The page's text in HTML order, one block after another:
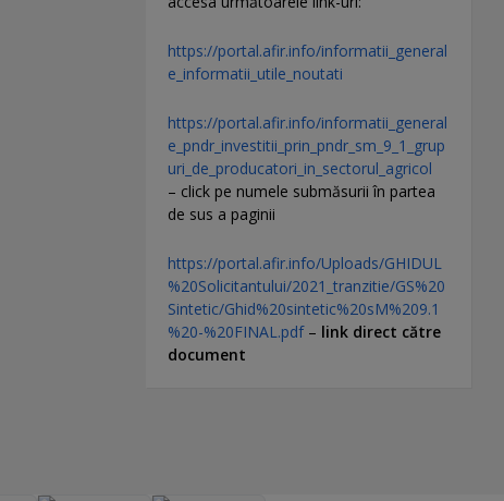
https://portal.afir.info/informatii_general
e_informatii_utile_noutati
https://portal.afir.info/informatii_general
e_pndr_investitii_prin_pndr_sm_9_1_grup
uri_de_producatori_in_sectorul_agricol
– click pe numele submăsurii în partea
de sus a paginii
https://portal.afir.info/Uploads/GHIDUL
%20Solicitantului/2021_tranzitie/GS%20
Sintetic/Ghid%20sintetic%20sM%209.1
%20-%20FINAL.pdf– link direct către
document